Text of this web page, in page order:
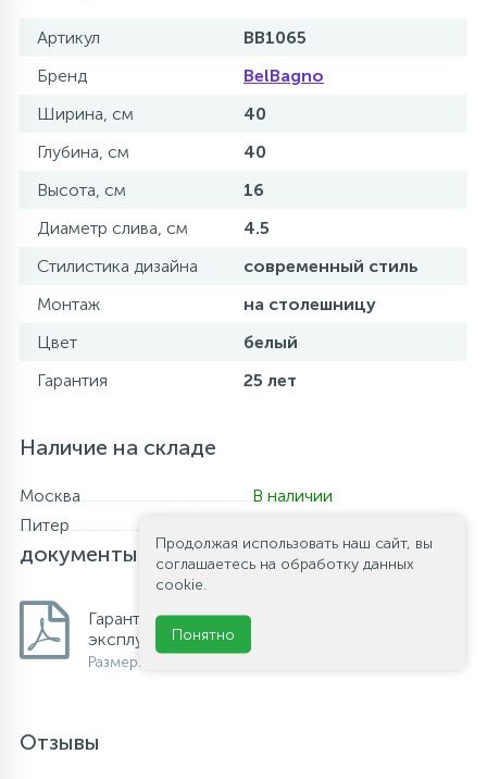
Артикул
BB1065
Бренд
BelBagno
Ширина, см
40
Глубина, см
40
Высота, см
16
Диаметр слива, см
4.5
Стилистика дизайна
современный стиль
Монтаж
на столешницу
Цвет
белый
Гарантия
25 лет
Наличие на складе
Москва
В наличии
Питер
документы
Гарантийный талон и инструкция по
эксплуатации КЕРАМИКА
Размер: 365.6 Кб
Отзывы
Продолжая использовать наш сайт, вы
соглашаетесь на обработку данных
cookie.
Понятно